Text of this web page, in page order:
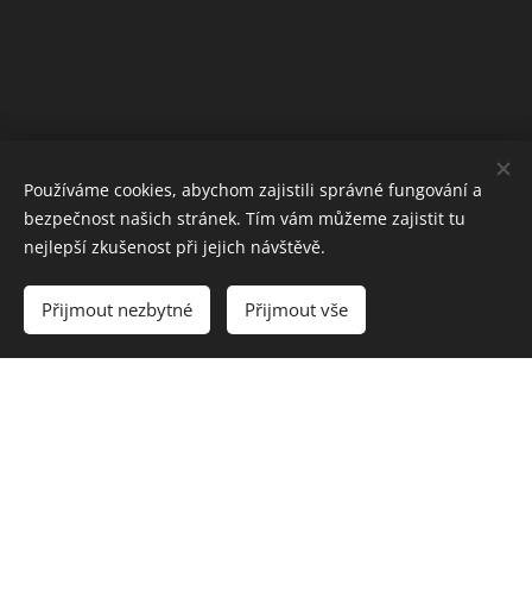
Používáme cookies, abychom zajistili správné fungování a
bezpečnost našich stránek. Tím vám můžeme zajistit tu
nejlepší zkušenost při jejich návštěvě.
Přijmout nezbytné Přijmout vše